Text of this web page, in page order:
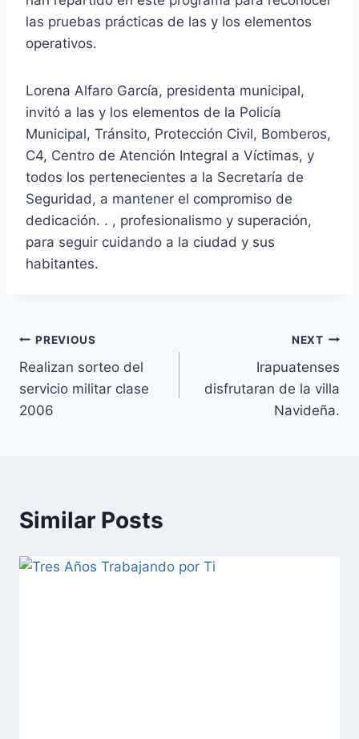
las pruebas prácticas de las y los elementos
operativos.
Lorena Alfaro García, presidenta municipal,
invitó a las y los elementos de la Policía
Municipal, Tránsito, Protección Civil, Bomberos,
C4, Centro de Atención Integral a Víctimas, y
todos los pertenecientes a la Secretaría de
Seguridad, a mantener el compromiso de
dedicación. . , profesionalismo y superación,
para seguir cuidando a la ciudad y sus
habitantes.
PREVIOUS
Realizan sorteo del
servicio militar clase
2006
NEXT
Irapuatenses
disfrutaran de la villa
Navideña.
Similar Posts